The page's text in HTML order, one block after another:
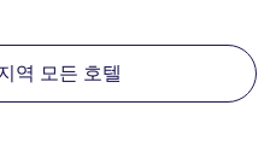
역 모든 호텔